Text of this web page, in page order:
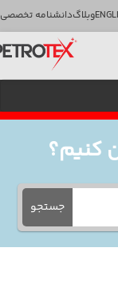
دانشنامه تخصصی
جستجو